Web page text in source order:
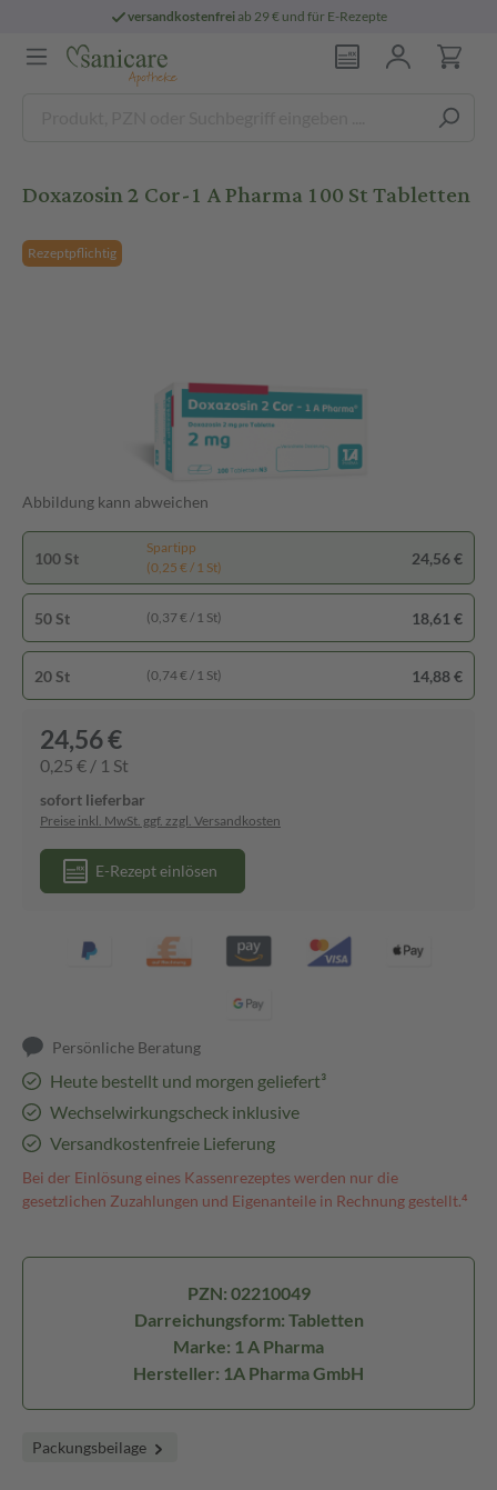
versandkostenfreiab 29 € und für E-Rezepte
Doxazosin 2 Cor-1 A Pharma 100 St Tabletten
Rezeptpflichtig
Abbildung kann abweichen
100 St
Spartipp
(0,25 € / 1 St)
24,56 €
50 St (0,37 € / 1 St) 18,61 €
20 St (0,74 € / 1 St) 14,88 €
24,56 €
0,25 € / 1 St
sofort lieferbar
Preise inkl. MwSt. ggf. zzgl. Versandkosten
E-Rezept einlösen
Persönliche Beratung
Heute bestellt und morgen geliefert³
Wechselwirkungscheck inklusive
Versandkostenfreie Lieferung
Bei der Einlösung eines Kassenrezeptes werden nur die
gesetzlichen Zuzahlungen und Eigenanteile in Rechnung gestellt.⁴
PZN: 02210049
Darreichungsform: Tabletten
Marke: 1 A Pharma
Hersteller: 1A Pharma GmbH
Packungsbeilage